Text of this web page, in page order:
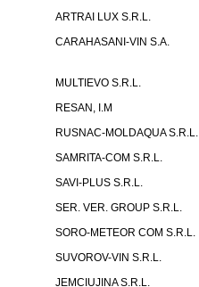
ARTRAI LUX S.R.L.
CARAHASANI-VIN S.A.
MULTIEVO S.R.L.
RESAN, I.M
RUSNAC-MOLDAQUA S.R.L.
SAMRITA-COM S.R.L.
SAVI-PLUS S.R.L.
SER. VER. GROUP S.R.L.
SORO-METEOR COM S.R.L.
SUVOROV-VIN S.R.L.
JEMCIUJINA S.R.L.